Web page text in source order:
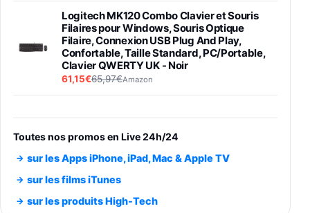
Logitech MK120 Combo Clavier et Souris
Filaires pour Windows, Souris Optique
Filaire, Connexion USB Plug And Play,
Confortable, Taille Standard, PC/Portable,
Clavier QWERTY UK - Noir
61,15€65,97€Amazon
entraénement direct 3 vitesses (33-45-78
trs/min) avec pre-ampli intégré et port USB
Smartphone SAMSUNG Galaxy S26 Ultra
891,99€1199€Fnac (Vendeur Tiers)
Toutes nos promos en Live 24h/24
sur les Apps iPhone, iPad, Mac & Apple TV
sur les films iTunes
sur les produits High-Tech